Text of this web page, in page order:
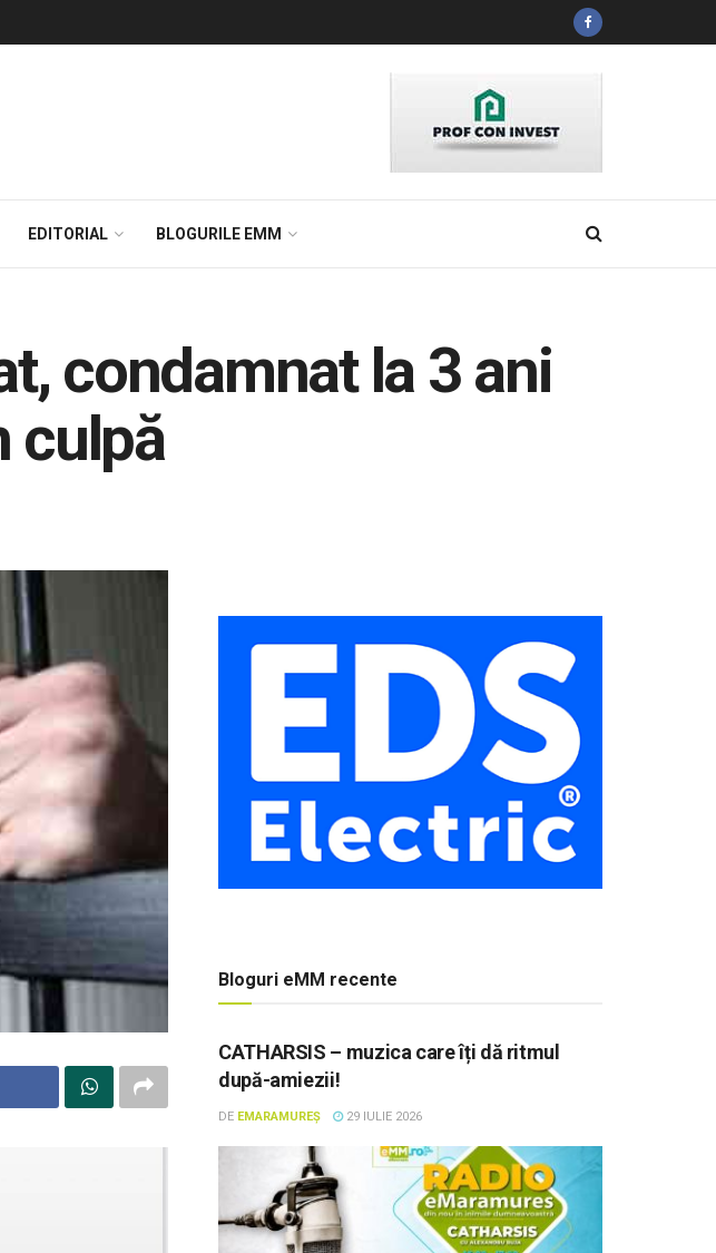
EDITORIAL BLOGURILE EMM
condamnat la 3 ani
culpă
Bloguri eMM recente
CATHARSIS – muzica care îți dă ritmul
după-amiezii!
DE EMARAMUREȘ 29 IULIE 2026